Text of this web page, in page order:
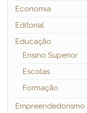
Economia
Editorial
Educação
Ensino Superior
Escolas
Formação
Empreendedorismo